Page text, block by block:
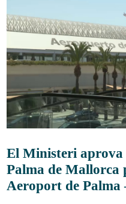
El Ministeri aprova
Palma de Mallorca
Aeroport de Palma